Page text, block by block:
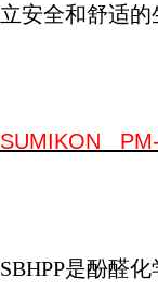
立安全和舒适的
SUMIKON
SBHPP是酚醛化